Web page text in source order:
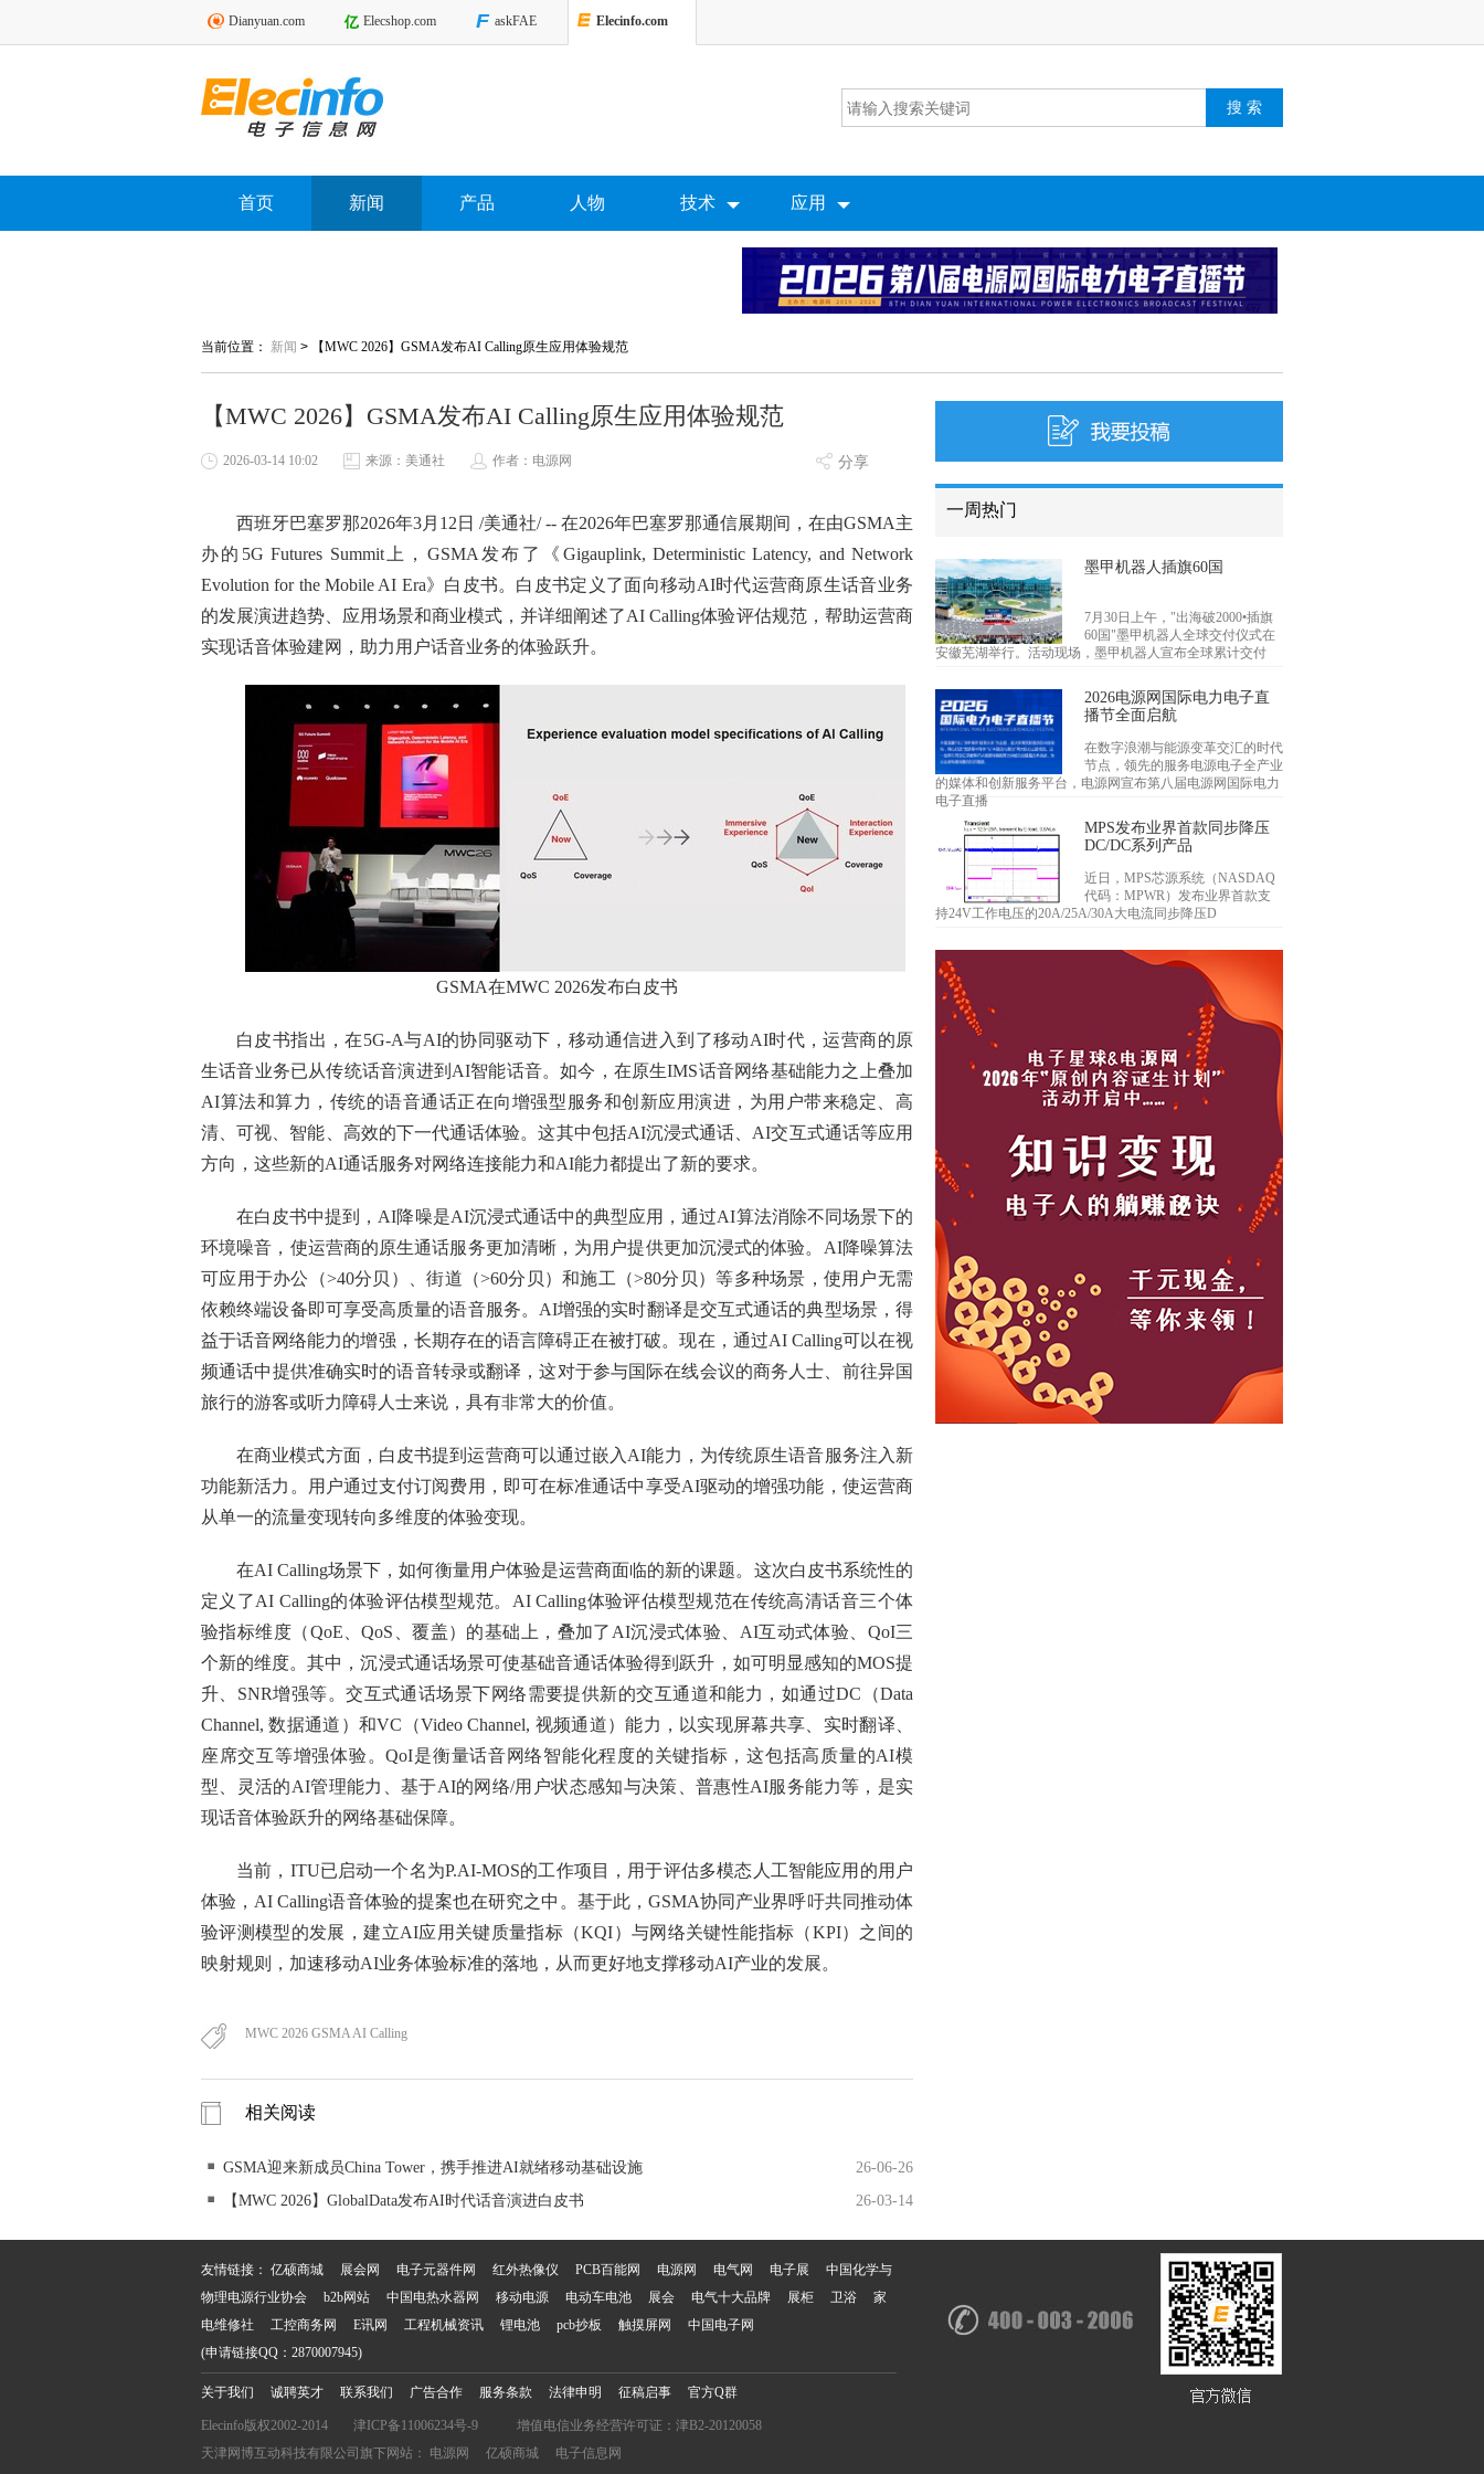
Dianyuan.com Elecshop.com askFAE Elecinfo.com
首页 新闻 产品 人物 技术 应用
当前位置： 新闻 > 【MWC 2026】GSMA发布AI Calling原生应用体验规范
【MWC 2026】GSMA发布AI Calling原生应用体验规范
2026-03-14 10:02 来源：美通社 作者：电源网 分享
西班牙巴塞罗那2026年3月12日 /美通社/ -- 在2026年巴塞罗那通信展期间，在由GSMA主
办的5G Futures Summit上，GSMA发布了《Gigauplink, Deterministic Latency, and Network
Evolution for the Mobile AI Era》白皮书。白皮书定义了面向移动AI时代运营商原生话音业务
的发展演进趋势、应用场景和商业模式，并详细阐述了AI Calling体验评估规范，帮助运营商
实现话音体验建网，助力用户话音业务的体验跃升。
GSMA在MWC 2026发布白皮书
白皮书指出，在5G-A与AI的协同驱动下，移动通信进入到了移动AI时代，运营商的原
生话音业务已从传统话音演进到AI智能话音。如今，在原生IMS话音网络基础能力之上叠加
AI算法和算力，传统的语音通话正在向增强型服务和创新应用演进，为用户带来稳定、高
清、可视、智能、高效的下一代通话体验。这其中包括AI沉浸式通话、AI交互式通话等应用
方向，这些新的AI通话服务对网络连接能力和AI能力都提出了新的要求。
在白皮书中提到，AI降噪是AI沉浸式通话中的典型应用，通过AI算法消除不同场景下的
环境噪音，使运营商的原生通话服务更加清晰，为用户提供更加沉浸式的体验。AI降噪算法
可应用于办公（>40分贝）、街道（>60分贝）和施工（>80分贝）等多种场景，使用户无需
依赖终端设备即可享受高质量的语音服务。AI增强的实时翻译是交互式通话的典型场景，得
益于话音网络能力的增强，长期存在的语言障碍正在被打破。现在，通过AI Calling可以在视
频通话中提供准确实时的语音转录或翻译，这对于参与国际在线会议的商务人士、前往异国
旅行的游客或听力障碍人士来说，具有非常大的价值。
在商业模式方面，白皮书提到运营商可以通过嵌入AI能力，为传统原生语音服务注入新
功能新活力。用户通过支付订阅费用，即可在标准通话中享受AI驱动的增强功能，使运营商
从单一的流量变现转向多维度的体验变现。
在AI Calling场景下，如何衡量用户体验是运营商面临的新的课题。这次白皮书系统性的
定义了AI Calling的体验评估模型规范。 AI Calling体验评估模型规范在传统高清话音三个体
验指标维度（QoE 、QoS 、覆盖）的基础上，叠加了 AI沉浸式体验、 AI互动式体验、 QoI三
个新的维度。其中，沉浸式通话场景可使基础音通话体验得到跃升，如可明显感知的MOS提
升、 SNR增强等。交互式通话场景下网络需要提供新的交互通道和能力，如通过DC （Data
Channel,数据通道）和VC （Video Channel, 视频通道）能力，以实现屏幕共享、实时翻译、
座席交互等增强体验。QoI是衡量话音网络智能化程度的关键指标，这包括高质量的AI模
型、灵活的AI管理能力、基于AI的网络/用户状态感知与决策、普惠性AI服务能力等，是实
现话音体验跃升的网络基础保障。
当前，ITU已启动一个名为P.AI-MOS的工作项目，用于评估多模态人工智能应用的用户
体验，AI Calling语音体验的提案也在研究之中。基于此，GSMA协同产业界呼吁共同推动体
验评测模型的发展，建立AI应用关键质量指标（KQI）与网络关键性能指标（KPI）之间的
映射规则，加速移动AI业务体验标准的落地，从而更好地支撑移动AI产业的发展。
MWC 2026 GSMA AI Calling
相关阅读
26-06-26
GSMA迎来新成员China Tower，携手推进AI就绪移动基础设施
26-03-14
【MWC 2026】GlobalData发布AI时代话音演进白皮书
一周热门
墨甲机器人插旗60国
7月30日上午，"出海破2000•插旗
60国"墨甲机器人全球交付仪式在
安徽芜湖举行。活动现场，墨甲机器人宣布全球累计交付
2026电源网国际电力电子直
播节全面启航
在数字浪潮与能源变革交汇的时代
节点，领先的服务电源电子全产业
的媒体和创新服务平台，电源网宣布第八届电源网国际电力
电子直播
MPS发布业界首款同步降压
DC/DC系列产品
近日，MPS芯源系统（NASDAQ
代码：MPWR）发布业界首款支
持24V工作电压的20A/25A/30A大电流同步降压D
友情链接： 亿硕商城 展会网 电子元器件网 红外热像仪 PCB百能网 电源网 电气网 电子展
中国化学与
物理电源行业协会
b2b网站 中国电热水器网 移动电源 电动车电池 展会 电气十大品牌 展柜 卫浴
家
电维修社
工控商务网 E讯网 工程机械资讯 锂电池 pcb抄板 触摸屏网
中国电子网
(申请链接QQ：2870007945)
关于我们 诚聘英才 联系我们 广告合作 服务条款 法律申明 征稿启事 官方Q群
Elecinfo版权2002-2014 津ICP备11006234号-9
增值电信业务经营许可证：津B2-20120058
天津网博互动科技有限公司旗下网站： 电源网 亿硕商城 电子信息网